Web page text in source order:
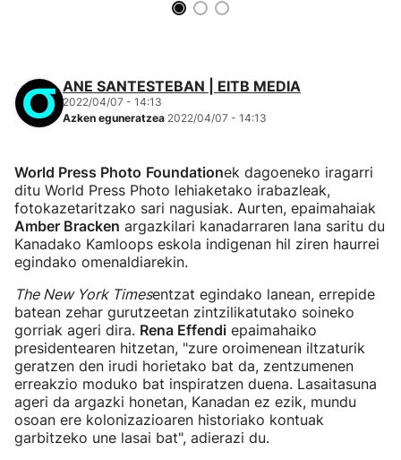
ANE SANTESTEBAN | EITB MEDIA
2022/04/07 - 14:13
Azken eguneratzea 2022/04/07 - 14:13
World Press Photo Foundationek dagoeneko iragarri
ditu World Press Photo lehiaketako irabazleak,
fotokazetaritzako sari nagusiak. Aurten, epaimahaiak
Amber Bracken argazkilari kanadarraren lana saritu du
Kanadako Kamloops eskola indigenan hil ziren haurrei
egindako omenaldiarekin.
The New York Timesentzat egindako lanean, errepide
batean zehar gurutzeetan zintzilikatutako soineko
gorriak ageri dira. Rena Effendi epaimahaiko
presidentearen hitzetan, "zure oroimenean iltzaturik
geratzen den irudi horietako bat da, zentzumenen
erreakzio moduko bat inspiratzen duena. Lasaitasuna
ageri da argazki honetan, Kanadan ez ezik, mundu
osoan ere kolonizazioaren historiako kontuak
garbitzeko une lasai bat", adierazi du.